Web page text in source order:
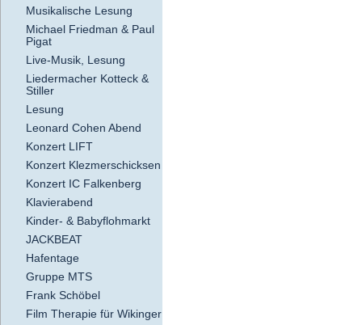
Musikalische Lesung
Michael Friedman & Paul
Pigat
Live-Musik, Lesung
Liedermacher Kotteck &
Stiller
Lesung
Leonard Cohen Abend
Konzert LIFT
Konzert Klezmerschicksen
Konzert IC Falkenberg
Klavierabend
Kinder- & Babyflohmarkt
JACKBEAT
Hafentage
Gruppe MTS
Frank Schöbel
Film Therapie für Wikinger